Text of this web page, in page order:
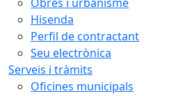
Hisenda
Perfil de contractant
Seu electrònica
Serveis i tràmits
Oficines municipals